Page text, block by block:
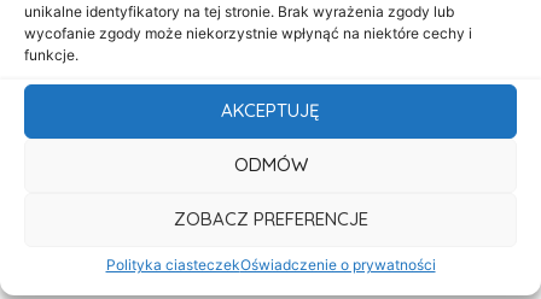
unikalne identyfikatory na tej stronie. Brak wyrażenia zgody lub
wycofanie zgody może niekorzystnie wpłynąć na niektóre cechy i
funkcje.
AKCEPTUJĘ
ODMÓW
ZOBACZ PREFERENCJE
Polityka ciasteczekOświadczenie o prywatności
Oferta
Cennik
Kontakt
Deklaracja dostępności
Klauzula informacyjna